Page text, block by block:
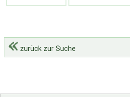
zurück zur Suche